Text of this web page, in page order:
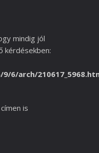
mindig jól
kérdésekben:
6/arch/
is